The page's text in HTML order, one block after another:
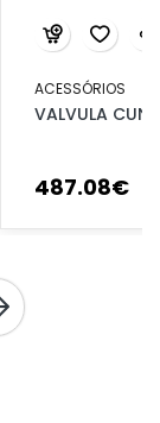
ACESSÓRIOS
VALVULA
487.08€